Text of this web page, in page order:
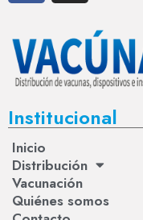
Institucional
Inicio
Distribución
Vacunación
Quiénes somos